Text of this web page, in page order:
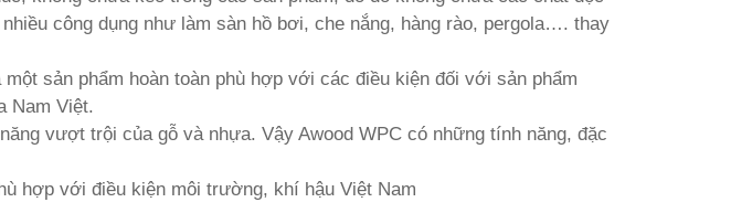
công dụng như làm sàn hồ bơi, che nắng, hàng rào, pergola…. thay
sản phẩm hoàn toàn phù hợp với các điều kiện đối với sản phẩm
Nam Việt.
vượt trội của gỗ và nhựa. Vậy Awood WPC có những tính năng, đặc
hợp với điều kiện môi trường, khí hậu Việt Nam